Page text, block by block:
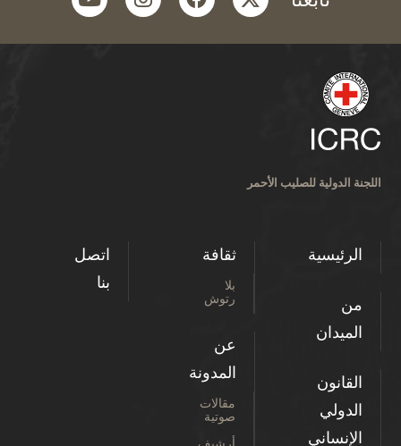
اللجنة الدولية للصليب الأحمر
الرئيسية
من
الميدان
القانون
الدولي
الإنساني
ثقافة
بلا
رتوش
عن
المدونة
مقالات
صوتية
أرشيف
اتصل
بنا